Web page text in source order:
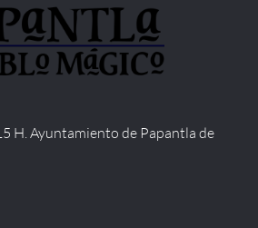
H. Ayuntamiento de Papantla de